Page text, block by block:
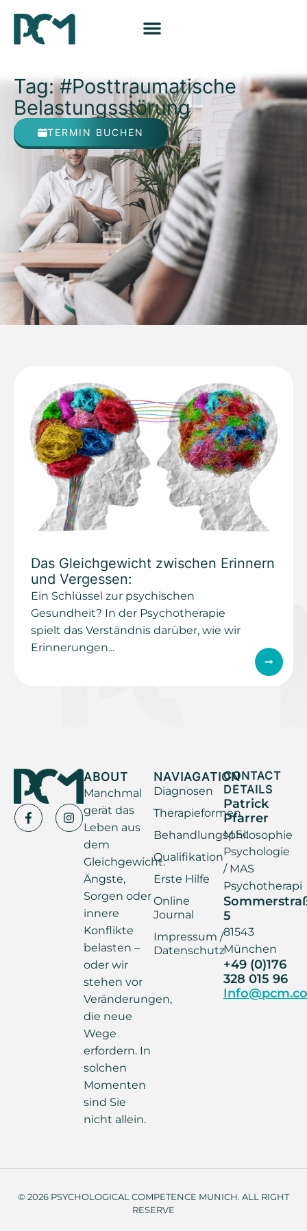
Tag: #Posttraumatische
Belastungsstörung
TERMIN BUCHEN
Das Gleichgewicht zwischen Erinnern
und Vergessen:
Ein Schlüssel zur psychischen
Gesundheit? In der Psychotherapie
spielt das Verständnis darüber, wie wir
Erinnerungen...
ABOUT
Manchmal
gerät das
Leben aus
dem
Gleichgewicht.
Ängste,
Sorgen oder
innere
Konflikte
belasten –
oder wir
stehen vor
Veränderungen,
die neue
Wege
erfordern. In
solchen
Momenten
sind Sie
nicht allein.
NAVIAGATION
Diagnosen
Therapieformen
Behandlungsphilosophie
Qualifikation
Erste Hilfe
Online
Journal
Impressum /
Datenschutz
CONTACT
DETAILS
Patrick
Pfarrer
M.Sc.
Psychologie
/ MAS
Psychotherapi
5
81543
München
+49 (0)176
328 015 96
© 2026 PSYCHOLOGICAL COMPETENCE MUNICH. ALL RIGHT
RESERVE